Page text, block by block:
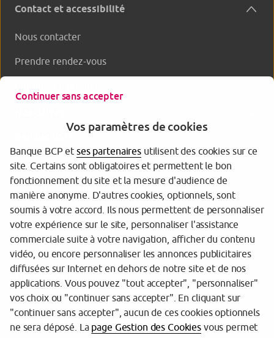
Contact et accessibilité
Nous contacter
Prendre rendez-vous
Tarifs et informations réglementaires
Espace sécurité
Gestion des cookies
Protection de vos données personnelles
Continuer sans accepter
Vos paramètres de cookies
Banque BCP etses partenairesutilisent des cookies sur ce
site. Certains sont obligatoires et permettent le bon
fonctionnement du site et la mesure d'audience de
manière anonyme. D'autres cookies, optionnels, sont
soumis à votre accord. Ils nous permettent de personnaliser
votre expérience sur le site, personnaliser l'assistance
commerciale suite à votre navigation, afficher du contenu
vidéo, ou encore personnaliser les annonces publicitaires
diffusées sur Internet en dehors de notre site et de nos
applications. Vous pouvez "tout accepter", "personnaliser"
vos choix ou "continuer sans accepter". En cliquant sur
"continuer sans accepter", aucun de ces cookies optionnels
ne sera déposé. La page Gestion des Cookiesvous permet